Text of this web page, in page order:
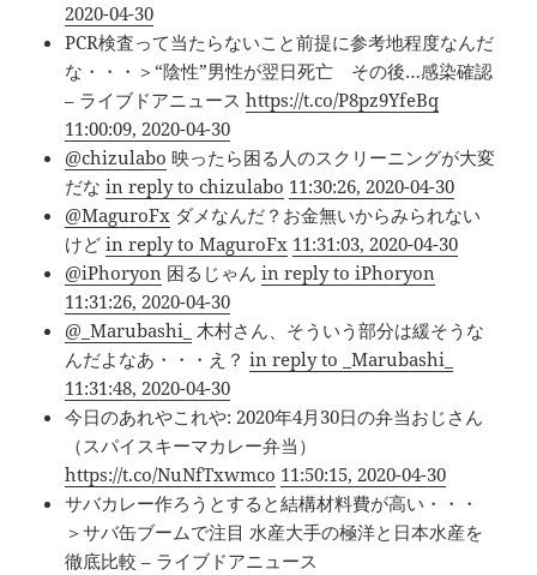
2020-04-30
PCR検査って当たらないこと前提に参考地程度なんだ
な・・・＞“陰性”男性が翌日死亡 その後…感染確認
– ライブドアニュースhttps://t.co/P8pz9YfeBq
11:00:09, 2020-04-30
@chizulabo 映ったら困る人のスクリーニングが大変
だなin reply to chizulabo 11:30:26, 2020-04-30
@MaguroFx ダメなんだ？お金無いからみられない
けどin reply to MaguroFx 11:31:03, 2020-04-30
@iPhoryon 困るじゃんin reply to iPhoryon
11:31:26, 2020-04-30
@_Marubashi_ 木村さん、そういう部分は緩そうな
んだよなあ・・・え？in reply to _Marubashi_
11:31:48, 2020-04-30
今日のあれやこれや: 2020年4月30日の弁当おじさん
（スパイスキーマカレー弁当）
https://t.co/NuNfTxwmco 11:50:15, 2020-04-30
サバカレー作ろうとすると結構材料費が高い・・・
＞サバ缶ブームで注目 水産大手の極洋と日本水産を
徹底比較 – ライブドアニュース